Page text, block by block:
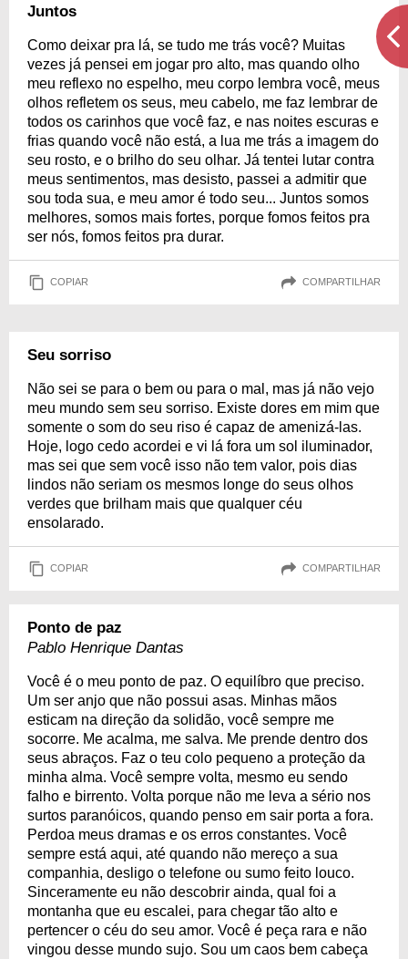
Juntos
Como deixar pra lá, se tudo me trás você? Muitas
vezes já pensei em jogar pro alto, mas quando olho
meu reflexo no espelho, meu corpo lembra você, meus
olhos refletem os seus, meu cabelo, me faz lembrar de
todos os carinhos que você faz, e nas noites escuras e
frias quando você não está, a lua me trás a imagem do
seu rosto, e o brilho do seu olhar. Já tentei lutar contra
meus sentimentos, mas desisto, passei a admitir que
sou toda sua, e meu amor é todo seu... Juntos somos
melhores, somos mais fortes, porque fomos feitos pra
ser nós, fomos feitos pra durar.
COPIAR COMPARTILHAR
Seu sorriso
Não sei se para o bem ou para o mal, mas já não vejo
meu mundo sem seu sorriso. Existe dores em mim que
somente o som do seu riso é capaz de amenizá-las.
Hoje, logo cedo acordei e vi lá fora um sol iluminador,
mas sei que sem você isso não tem valor, pois dias
lindos não seriam os mesmos longe do seus olhos
verdes que brilham mais que qualquer céu
ensolarado.
COPIAR COMPARTILHAR
Ponto de paz
Pablo Henrique Dantas
Você é o meu ponto de paz. O equilíbro que preciso.
Um ser anjo que não possui asas. Minhas mãos
esticam na direção da solidão, você sempre me
socorre. Me acalma, me salva. Me prende dentro dos
seus abraços. Faz o teu colo pequeno a proteção da
minha alma. Você sempre volta, mesmo eu sendo
falho e birrento. Volta porque não me leva a sério nos
surtos paranóicos, quando penso em sair porta a fora.
Perdoa meus dramas e os erros constantes. Você
sempre está aqui, até quando não mereço a sua
companhia, desligo o telefone ou sumo feito louco.
Sinceramente eu não descobrir ainda, qual foi a
montanha que eu escalei, para chegar tão alto e
pertencer o céu do seu amor. Você é peça rara e não
vingou desse mundo sujo. Sou um caos bem cabeça